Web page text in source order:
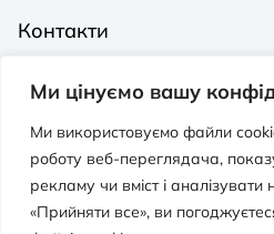
Ми цінуємо вашу
Ми використовуємо файли
роботу веб-переглядача,
рекламу чи вміст і
«Прийняти все», ви
Контакти
Видавництва на Порталі
Політика
Публічна оферта